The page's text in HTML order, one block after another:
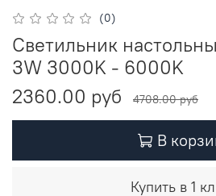
(0)
Светильник
3W 3000K - 6000K
2360.00 руб
4708.00 руб
В
Купить в 1